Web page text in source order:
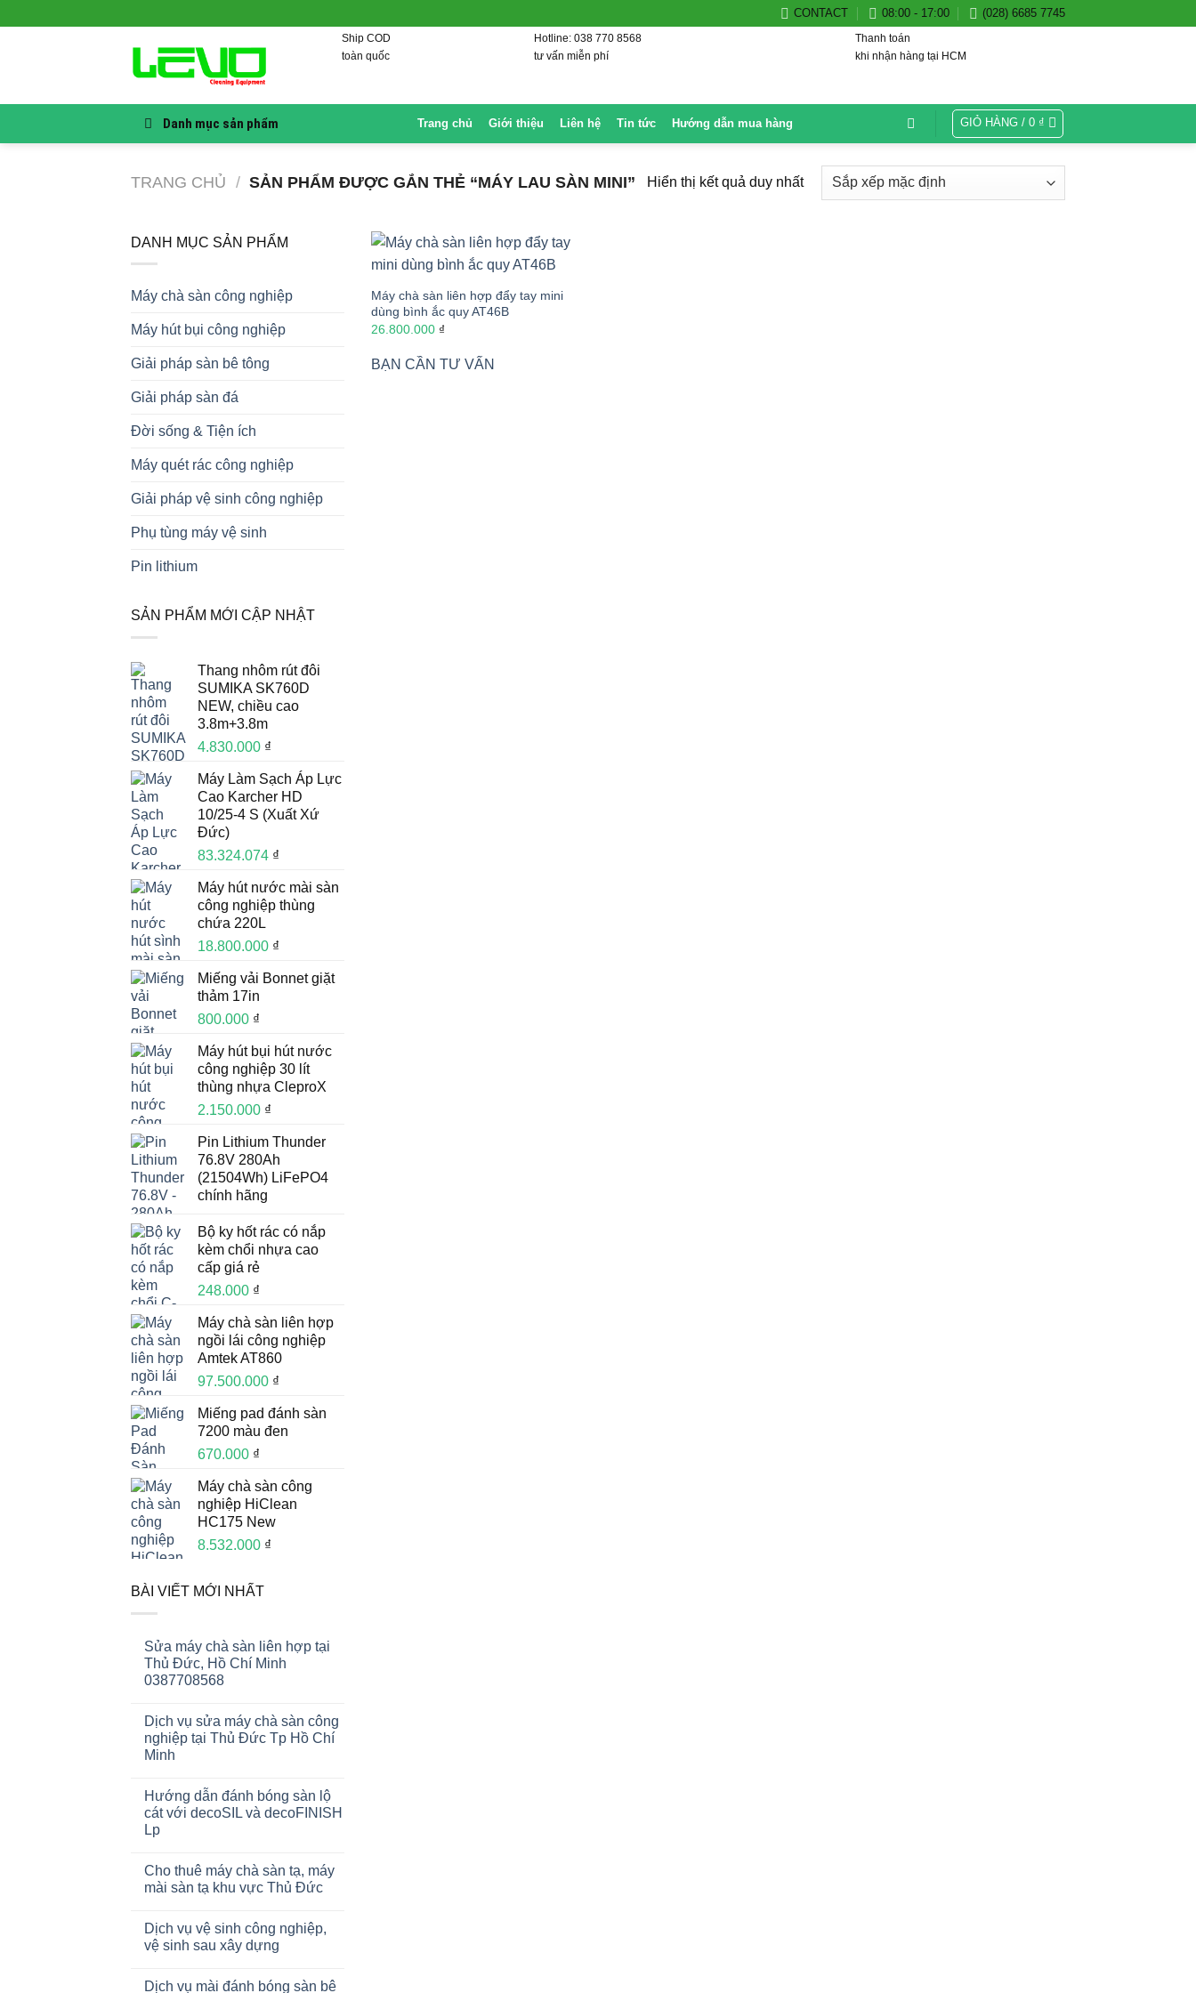
CONTACT 08:00 - 17:00 (028) 6685 7745
Ship COD
toàn quốc
Hotline: 038 770 8568
tư vấn miễn phí
Thanh toán
khi nhận hàng tại HCM
Danh mục sản phẩm Trang chủ Giới thiệu Liên hệ Tin tức Hướng dẫn mua hàng GIỎ HÀNG / 0 ₫
TRANG CHỦ / SẢN PHẨM ĐƯỢC GẮN THẺ “MÁY LAU SÀN MINI” Hiển thị kết quả duy nhất
DANH MỤC SẢN PHẨM
Máy chà sàn công nghiệp
Máy hút bụi công nghiệp
Giải pháp sàn bê tông
Giải pháp sàn đá
Đời sống & Tiện ích
Máy quét rác công nghiệp
Giải pháp vệ sinh công nghiệp
Phụ tùng máy vệ sinh
Pin lithium
SẢN PHẨM MỚI CẬP NHẬT
Thang nhôm rút đôi
SUMIKA SK760D
NEW, chiều cao
3.8m+3.8m
4.830.000 ₫
Máy Làm Sạch Áp Lực
Cao Karcher HD
10/25-4 S (Xuất Xứ
Đức)
83.324.074 ₫
Máy hút nước mài sàn
công nghiệp thùng
chứa 220L
18.800.000 ₫
Miếng vải Bonnet giặt
thảm 17in
800.000 ₫
Máy hút bụi hút nước
công nghiệp 30 lít
thùng nhựa CleproX
2.150.000 ₫
Pin Lithium Thunder
76.8V 280Ah
(21504Wh) LiFePO4
chính hãng
Bộ ky hốt rác có nắp
kèm chổi nhựa cao
cấp giá rẻ
248.000 ₫
Máy chà sàn liên hợp
ngồi lái công nghiệp
Amtek AT860
97.500.000 ₫
Miếng pad đánh sàn
7200 màu đen
670.000 ₫
Máy chà sàn công
nghiệp HiClean
HC175 New
8.532.000 ₫
BÀI VIẾT MỚI NHẤT
Sửa máy chà sàn liên hợp tại
Thủ Đức, Hồ Chí Minh
0387708568
Dịch vụ sửa máy chà sàn công
nghiệp tại Thủ Đức Tp Hồ Chí
Minh
Hướng dẫn đánh bóng sàn lộ
cát với decoSIL và decoFINISH
Lp
Cho thuê máy chà sàn tạ, máy
mài sàn tạ khu vực Thủ Đức
Dịch vụ vệ sinh công nghiệp,
vệ sinh sau xây dựng
Dịch vụ mài đánh bóng sàn bê
Máy chà sàn liên hợp đẩy tay mini
dùng bình ắc quy AT46B
26.800.000 ₫
BẠN CẦN TƯ VẤN